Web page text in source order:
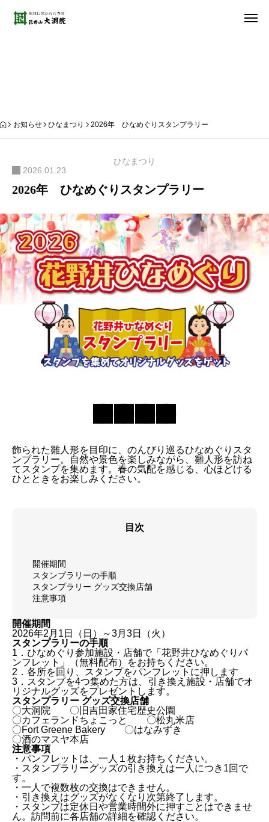
お知らせ ひなまつり 2026年 ひなめぐりスタンプラリー
ひなまつり
2026.01.23
2026年 ひなめぐりスタンプラリー
飾られた雛人形を目印に、のんびり巡るひなめぐりスタ
ンプラリー。自然や景色を楽しみながら、雛人形を訪ね
てスタンプを集めます。春の気配を感じる、心ほどける
ひとときをお楽しみください。
目次
開催期間
スタンプラリーの手順
スタンプラリー グッズ交換店舗
注意事項
開催期間
2026年2月1日（日）～3月3日（火）
スタンプラリーの手順
1．ひなめぐり参加施設・店舗で「花野井ひなめぐりパ
ンフレット」（無料配布）をお持ちください。
2．各所を回り、スタンプをパンフレットに押します
3．スタンプを4つ集めた方は、引き換え施設・店舗でオ
リジナルグッズをプレゼントします。
スタンプラリー グッズ交換店舗
〇大洞院 〇旧吉田家住宅歴史公園
〇カフェランドちょこっと 〇松丸米店
〇Fort Greene Bakery 〇はなみずき
〇酒のマスヤ本店
注意事項
・パンフレットは、一人１枚お持ちください。
・スタンプラリーグッズの引き換えは一人につき1回で
す。
・一人で複数枚の交換はできません。
・引き換えはグッズがなくなり次第終了します。
・スタンプは定休日や営業時間外に押すことはできませ
ん。訪問前に各店舗の詳細を確認ください。
開催期間
スタンプラリーの手順
スタンプラリー グッズ交換店舗
注意事項